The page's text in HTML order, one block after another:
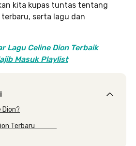
kita kupas tuntas tentang
serta lagu dan
Lagu Celine Dion Terbaik
Masuk Playlist
Dion?
Dion Terbaru